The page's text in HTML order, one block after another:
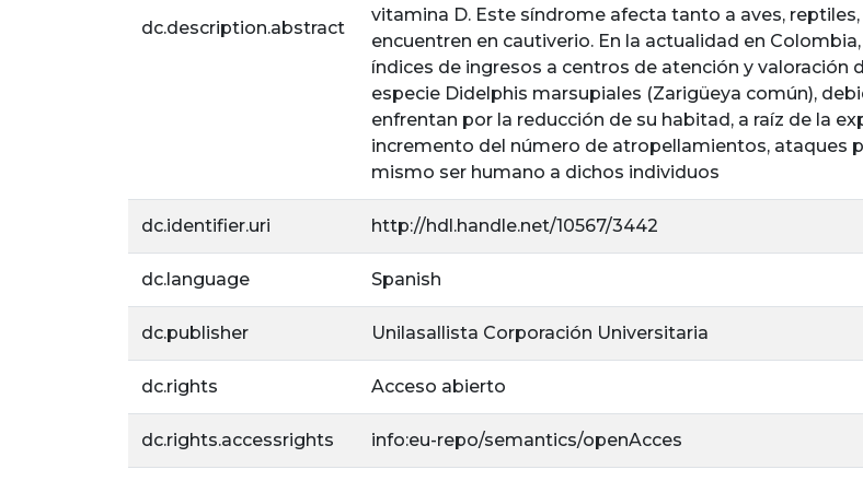
dc.description.abstract
vitamina D. Este síndrome afecta tanto a aves,
encuentren en cautiverio. En la actualidad en
índices de ingresos a centros de atención y valoración
especie Didelphis marsupiales (Zarigüeya común),
enfrentan por la reducción de su habitad, a raíz de la
incremento del número de atropellamientos, ataques
mismo ser humano a dichos individuos
dc.identifier.uri http://hdl.handle.net/10567/3442
dc.language Spanish
dc.publisher Unilasallista Corporación Universitaria
dc.rights Acceso abierto
dc.rights.accessrights info:eu-repo/semantics/openAcces